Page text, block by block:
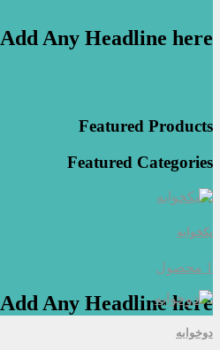
Add Any Headline here
Add Any Headline here
Featured Products
Featured Categories
یکخوابه
1 محصول
دوخوابه